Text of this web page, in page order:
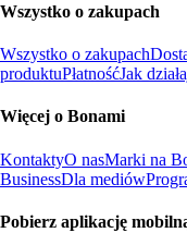
Wszystko o zakupach
Wszystko o zakupach
produktuPłatnośćJak
Więcej o Bonami
KontaktyO nasMarki na
BusinessDla mediów
Pobierz aplikację